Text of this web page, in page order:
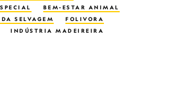
BEM-ESTAR ANIMAL
SELVAGEM
FOLIVORA
INDÚSTRIA MADEIREIRA